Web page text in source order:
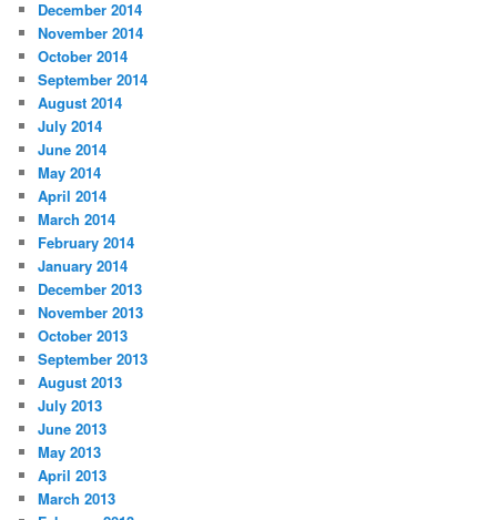
December 2014
November 2014
October 2014
September 2014
August 2014
July 2014
June 2014
May 2014
April 2014
March 2014
February 2014
January 2014
December 2013
November 2013
October 2013
September 2013
August 2013
July 2013
June 2013
May 2013
April 2013
March 2013